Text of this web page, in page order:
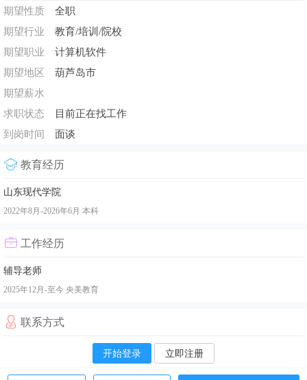
期望性质
全职
期望行业
教育/培训/院校
期望职业
计算机软件
期望地区
葫芦岛市
期望薪水
求职状态
目前正在找工作
到岗时间
面谈
教育经历
山东现代学院
2022年8月-2026年6月 本科
工作经历
辅导老师
2025年12月-至今 央美教育
联系方式
开始登录 立即注册